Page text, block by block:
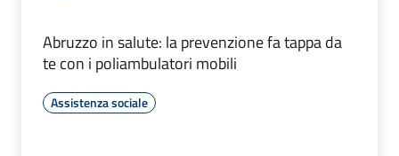
Abruzzo in salute: la prevenzione fa tappa da
te con i poliambulatori mobili
Assistenza sociale